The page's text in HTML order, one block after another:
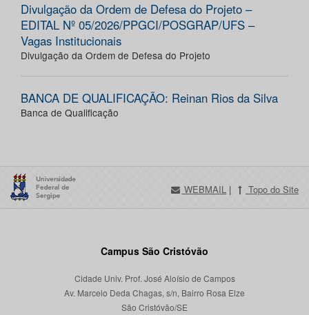
Divulgação da Ordem de Defesa do Projeto –
EDITAL Nº 05/2026/PPGCI/POSGRAP/UFS –
Vagas Institucionais
Divulgação da Ordem de Defesa do Projeto
BANCA DE QUALIFICAÇÃO: Reinan Rios da Silva
Banca de Qualificação
WEBMAIL | Topo do Site
Campus São Cristóvão
Cidade Univ. Prof. José Aloísio de Campos
Av. Marcelo Deda Chagas, s/n, Bairro Rosa Elze
São Cristóvão/SE